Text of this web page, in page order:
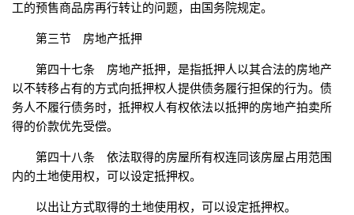
工的预售商品房再行转让的问题，由国务院规定。
第三节 房地产抵押
第四十七条 房地产抵押，是指抵押人以其合法的房地产
以不转移占有的方式向抵押权人提供债务履行担保的行为。债
务人不履行债务时，抵押权人有权依法以抵押的房地产拍卖所
得的价款优先受偿。
第四十八条 依法取得的房屋所有权连同该房屋占用范围
内的土地使用权，可以设定抵押权。
以出让方式取得的土地使用权，可以设定抵押权。